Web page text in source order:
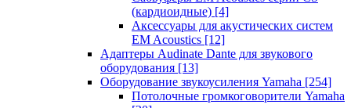
(кардиоидные) [4]
Аксессуары для акустических систем
EM Acoustics [12]
Адаптеры Audinate Dante для звукового
оборудования [13]
Оборудование звукоусиления Yamaha [254]
Потолочные громкоговорители Yamaha